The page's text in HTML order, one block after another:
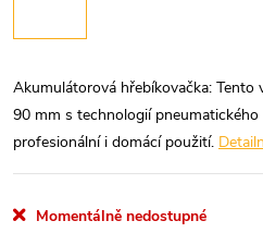
Akumulátorová hřebíkovačka: Tento
90 mm s technologií
profesionální i domácí použití.
Momentálně nedostupné